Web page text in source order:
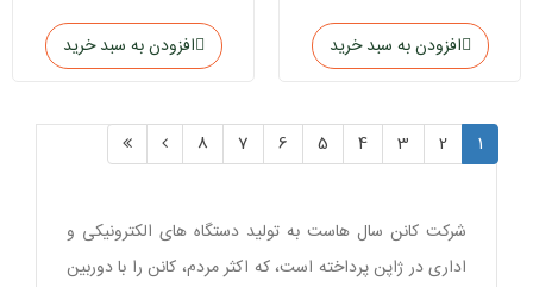
افزودن به سبد خرید افزودن به سبد خرید
1
2
3
4
5
6
7
8
شرکت کانن سال هاست به تولید دستگاه های الکترونیکی و
اداری در ژاپن پرداخته است، که اکثر مردم، کانن را با دوربین